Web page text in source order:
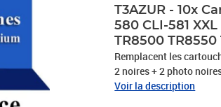
T3AZUR - 10x
580 CLI-581
TR8500 TR8550
Remplacent les cartouches d'encre Canon
2 noires + 2 photo
avec un rendement de
Voir la description